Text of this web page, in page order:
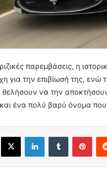
παρεμβάσεις, η
για την επιβίωσή της, ενώ
να την
ένα πολύ βαρύ όνομα που
X LinkedInTumblr